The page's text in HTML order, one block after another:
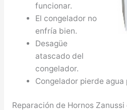
funcionar.
El congelador no
enfría bien.
Desagüe
atascado del
congelador.
Congelador pierde agua
Reparación de Hornos Zanussi